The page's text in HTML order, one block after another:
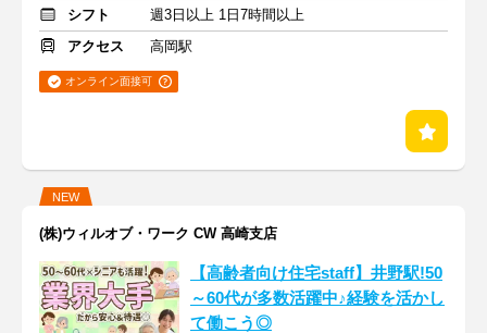
シフト
週3日以上 1日7時間以上
アクセス
高岡駅
オンライン面接可
NEW
(株)ウィルオブ・ワーク CW 高崎支店
【高齢者向け住宅staff】井野駅!50
～60代が多数活躍中♪経験を活かし
て働こう◎